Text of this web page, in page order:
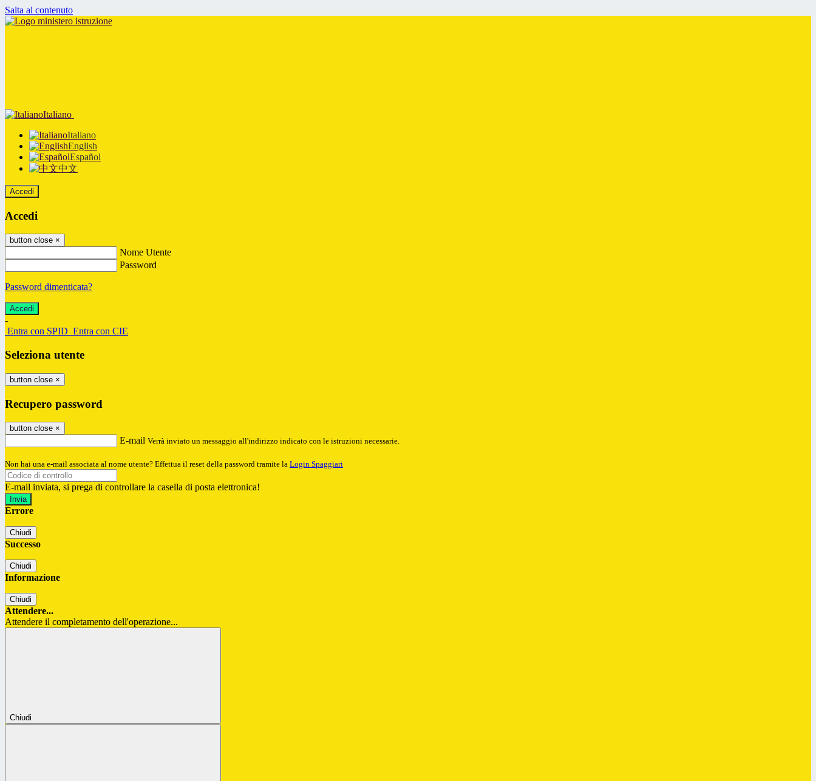
Salta al contenuto
Italiano
Italiano
English
Español
中文
Accedi
Accedi
button close ×
Nome Utente
Password
Password dimenticata?
-
Entra con SPID Entra con CIE
Seleziona utente
button close ×
Recupero password
button close ×
E-mail Verrà inviato un messaggio all'indirizzo indicato con le istruzioni necessarie.
Non hai una e-mail associata al nome utente? Effettua il reset della password tramite la Login Spaggiari
E-mail inviata, si prega di controllare la casella di posta elettronica!
Errore
Chiudi
Successo
Chiudi
Informazione
Chiudi
Attendere...
Attendere il completamento dell'operazione...
Chiudi